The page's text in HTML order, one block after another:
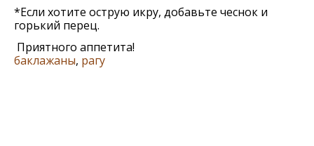
*Если хотите острую икру, добавьте чеснок и
горький перец.
Приятного аппетита!
баклажаны, рагу